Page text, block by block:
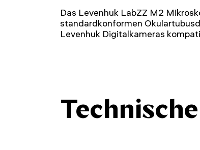
Das Levenhuk LabZZ M2
standardkonformen
Levenhuk Digitalkameras